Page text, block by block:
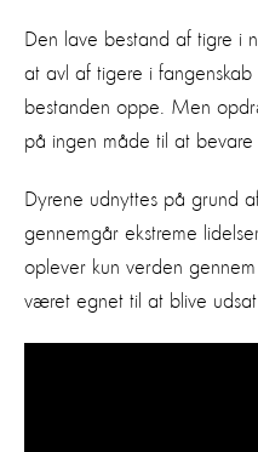
Den lave bestand af tigre i
at avl af tigere i
bestanden oppe. Men
på ingen måde til at bevare
Dyrene udnyttes på grund
gennemgår ekstreme
oplever kun verden
været egnet til at blive udsat